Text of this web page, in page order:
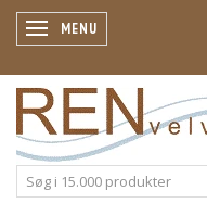
SKIFTE NAVIGATION
MENU